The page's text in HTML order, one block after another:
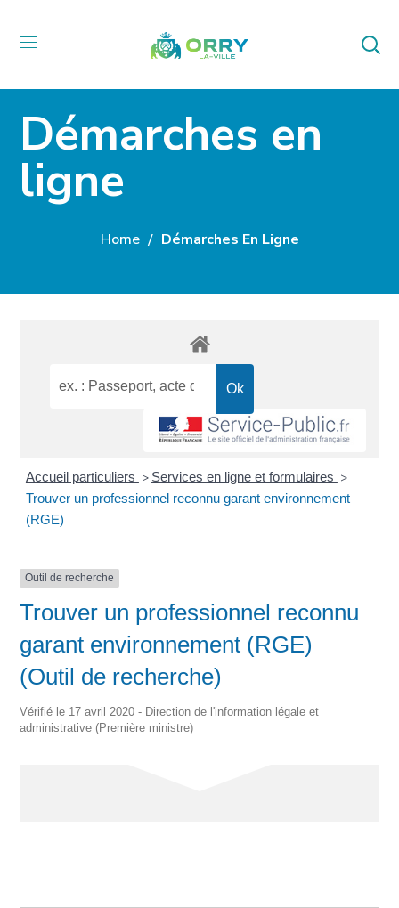
Démarches en
ligne
Home Démarches En Ligne
Accueil particuliers > Services en ligne et formulaires >
Trouver un professionnel reconnu garant environnement
(RGE)
Outil de recherche
Trouver un professionnel reconnu
garant environnement (RGE)
(Outil de recherche)
Vérifié le 17 avril 2020 - Direction de l'information légale et
administrative (Première ministre)